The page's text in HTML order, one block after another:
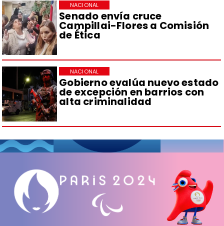
Senado envía cruce
Campillai-Flores a Comisión
de Ética
NACIONAL
Gobierno evalúa nuevo estado
de excepción en barrios con
alta criminalidad
NACIONAL